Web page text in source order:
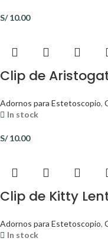
S/10.00
Clip de
Adornos para Estetoscopio,
In stock
S/10.00
Clip de Kitty
Adornos para Estetoscopio,
In stock